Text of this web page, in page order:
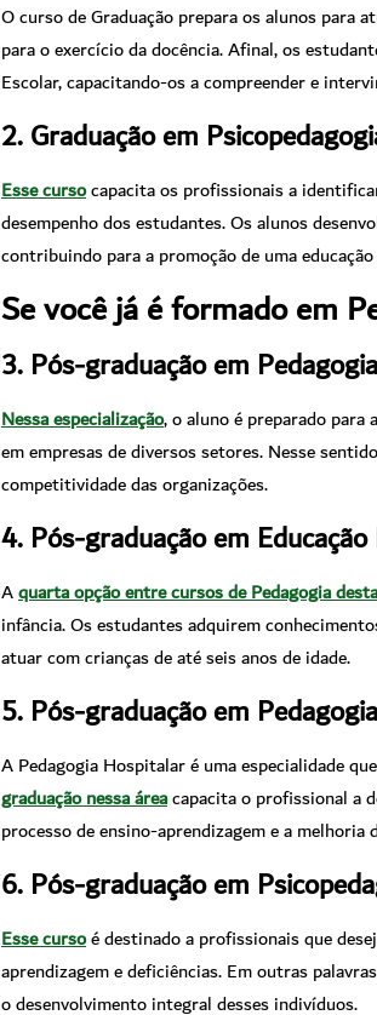
O curso de Graduação prepara os alunos para
para o exercício da docência. Afinal, os
Escolar, capacitando-os a compreender e
2. Graduação em
Esse cursocapacita os profissionais a
desempenho dos estudantes. Os alunos
contribuindo para a promoção de uma
Se você já é formado em
3. Pós-graduação em
Nessa especialização, o aluno é preparado para
em empresas de diversos setores. Nesse
competitividade das organizações.
4. Pós-graduação em
Aquarta opção entre cursos de Pedagogia
infância. Os estudantes adquirem
atuar com crianças de até seis anos de idade.
5. Pós-graduação em
A Pedagogia Hospitalar é uma especialidade
graduação nessa áreacapacita o profissional a
processo de ensino-aprendizagem e a melhoria
6. Pós-graduação em
Esse cursoé destinado a profissionais que
aprendizagem e deficiências. Em outras
o desenvolvimento integral desses indivíduos.